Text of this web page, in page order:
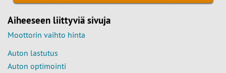
Aiheeseen liittyviä sivuja
Moottorin vaihto hinta
Auton lastutus
Auton optimointi